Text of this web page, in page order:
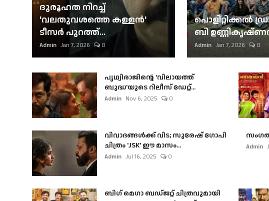
ദുരൂഹത നിറച്ച്
'വലതുവശത്തെ കള്ളന്‍'
ടീസര്‍ പുറത്ത്...
Admin Jan 7, 2026 0
പൊളിറ്റിക്കല്‍
ബി
Admin Jan 7, 2026 0
പൃഥ്വിരാജിന്റെ 'വിലായത്ത്
ബുദ്ധ'യുടെ റിലീസ് ഡേറ്റ്...
Admin Nov 6, 2025 0
വിവാദങ്ങൾക്ക് വിട; സുരേഷ് ഗോപി
ചിത്രം 'JSK' ഈ മാസം...
Admin Jul 16, 2025 0
Admin
ബി​ഗ് മെഗാ ബഡ്ജറ്റ് ചിത്രവുമായി